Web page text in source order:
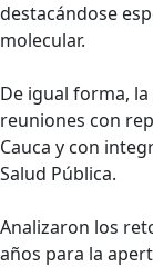
destacándose
molecular.
De igual forma,
reuniones con
Cauca y con
Salud Pública.
Analizaron los
años para la